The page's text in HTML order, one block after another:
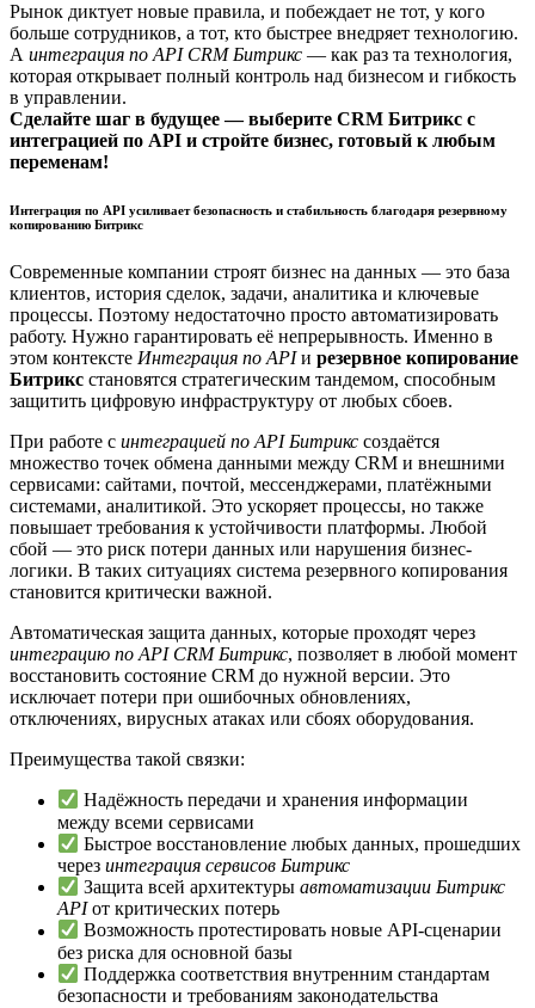
Рынок диктует новые правила, и побеждает не тот, у кого
больше сотрудников, а тот, кто быстрее внедряет технологию.
А интеграция по API CRM Битрикс — как раз та технология,
которая открывает полный контроль над бизнесом и гибкость
в управлении.
Сделайте шаг в будущее — выберите CRM Битрикс с
интеграцией по API и стройте бизнес, готовый к любым
переменам!
Интеграция по API усиливает безопасность и стабильность благодаря резервному
копированию Битрикс
Современные компании строят бизнес на данных — это база
клиентов, история сделок, задачи, аналитика и ключевые
процессы. Поэтому недостаточно просто автоматизировать
работу. Нужно гарантировать её непрерывность. Именно в
этом контексте Интеграция по APIи резервное копирование
Битрикс становятся стратегическим тандемом, способным
защитить цифровую инфраструктуру от любых сбоев.
При работе с интеграцией по API Битрикс создаётся
множество точек обмена данными между CRM и внешними
сервисами: сайтами, почтой, мессенджерами, платёжными
системами, аналитикой. Это ускоряет процессы, но также
повышает требования к устойчивости платформы. Любой
сбой — это риск потери данных или нарушения бизнес-
логики. В таких ситуациях система резервного копирования
становится критически важной.
Автоматическая защита данных, которые проходят через
интеграцию по API CRM Битрикс, позволяет в любой момент
восстановить состояние CRM до нужной версии. Это
исключает потери при ошибочных обновлениях,
отключениях, вирусных атаках или сбоях оборудования.
Преимущества такой связки:
Надёжность передачи и хранения информации
между всеми сервисами
Быстрое восстановление любых данных, прошедших
через интеграция сервисов Битрикс
Защита всей архитектурыавтоматизации Битрикс
APIот критических потерь
Возможность протестировать новые API-сценарии
без риска для основной базы
Поддержка соответствия внутренним стандартам
безопасности и требованиям законодательства